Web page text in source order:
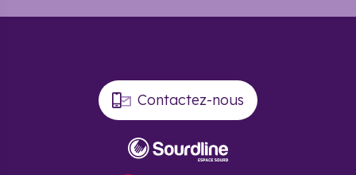
Contactez-nous